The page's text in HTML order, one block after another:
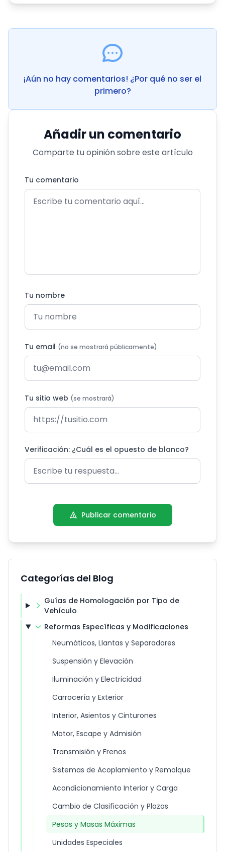
¡Aún no hay comentarios! ¿Por qué no ser el
primero?
Añadir un comentario
Comparte tu opinión sobre este artículo
Tu comentario
Tu nombre
Tu email (no se mostrará públicamente)
Tu sitio web (se mostrará)
Verificación: ¿Cuál es el opuesto de blanco?
Publicar comentario
Categorías del Blog
Guías de Homologación por Tipo de
Vehículo
Reformas Específicas y Modificaciones
Neumáticos, Llantas y Separadores
Suspensión y Elevación
Iluminación y Electricidad
Carrocería y Exterior
Interior, Asientos y Cinturones
Motor, Escape y Admisión
Transmisión y Frenos
Sistemas de Acoplamiento y Remolque
Acondicionamiento Interior y Carga
Cambio de Clasificación y Plazas
Pesos y Masas Máximas
Unidades Especiales